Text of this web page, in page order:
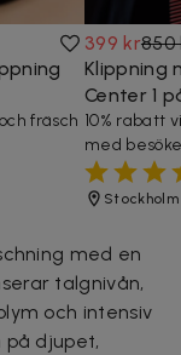
fräsch
399 kr850
Klippning
Center 1
10% rabatt
med
Stockholm
med en
talgnivån,
och intensiv
på djupet,